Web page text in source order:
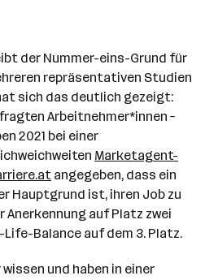
der Nummer-eins-Grund für
repräsentativen Studien
sich das deutlich gezeigt:
Arbeitnehmer*innen –
2021 bei einer
Marketagent-
angegeben, dass ein
Hauptgrund ist, ihren Job zu
Anerkennung auf Platz zwei
Life-Balance auf dem 3. Platz.
und haben in einer